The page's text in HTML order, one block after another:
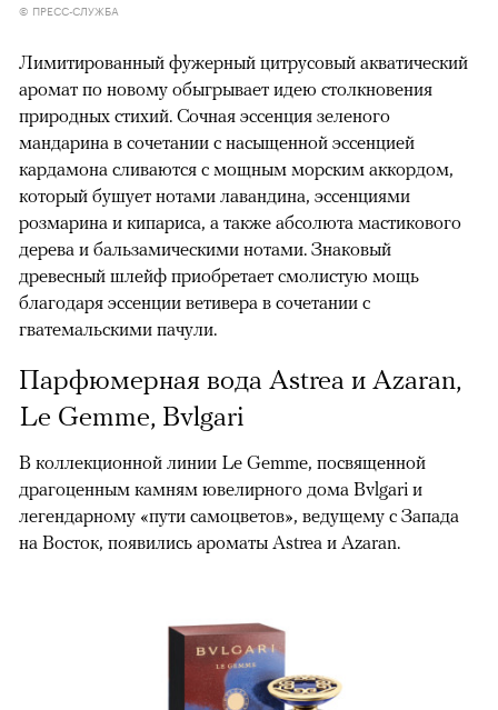
© ПРЕСС-СЛУЖБА
Лимитированный фужерный цитрусовый акватический
аромат по новому обыгрывает идею столкновения
природных стихий. Сочная эссенция зеленого
мандарина в сочетании с насыщенной эссенцией
кардамона сливаются с мощным морским аккордом,
который бушует нотами лавандина, эссенциями
розмарина и кипариса, а также абсолюта мастикового
дерева и бальзамическими нотами. Знаковый
древесный шлейф приобретает смолистую мощь
благодаря эссенции ветивера в сочетании с
гватемальскими пачули.
Парфюмерная вода Astrea и Azaran,
Le Gemme, Bvlgari
В коллекционной линии Le Gemme, посвященной
драгоценным камням ювелирного дома Bvlgari и
легендарному «пути самоцветов», ведущему с Запада
на Восток, появились ароматы Astrea и Azaran.